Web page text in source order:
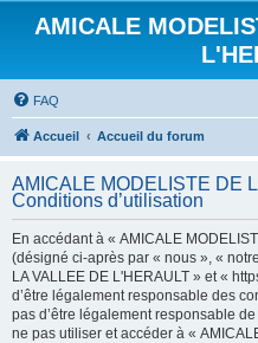
AMICALE
FAQ
Accueil Accueil du forum
AMICALE MODELISTE DE
Conditions d’utilisation
En accédant à « AMICALE
(désigné ci-après par « nous », «
LA VALLEE DE L'HERAULT » et «
d’être légalement responsable des
pas d’être légalement responsable
ne pas utiliser et accéder à «